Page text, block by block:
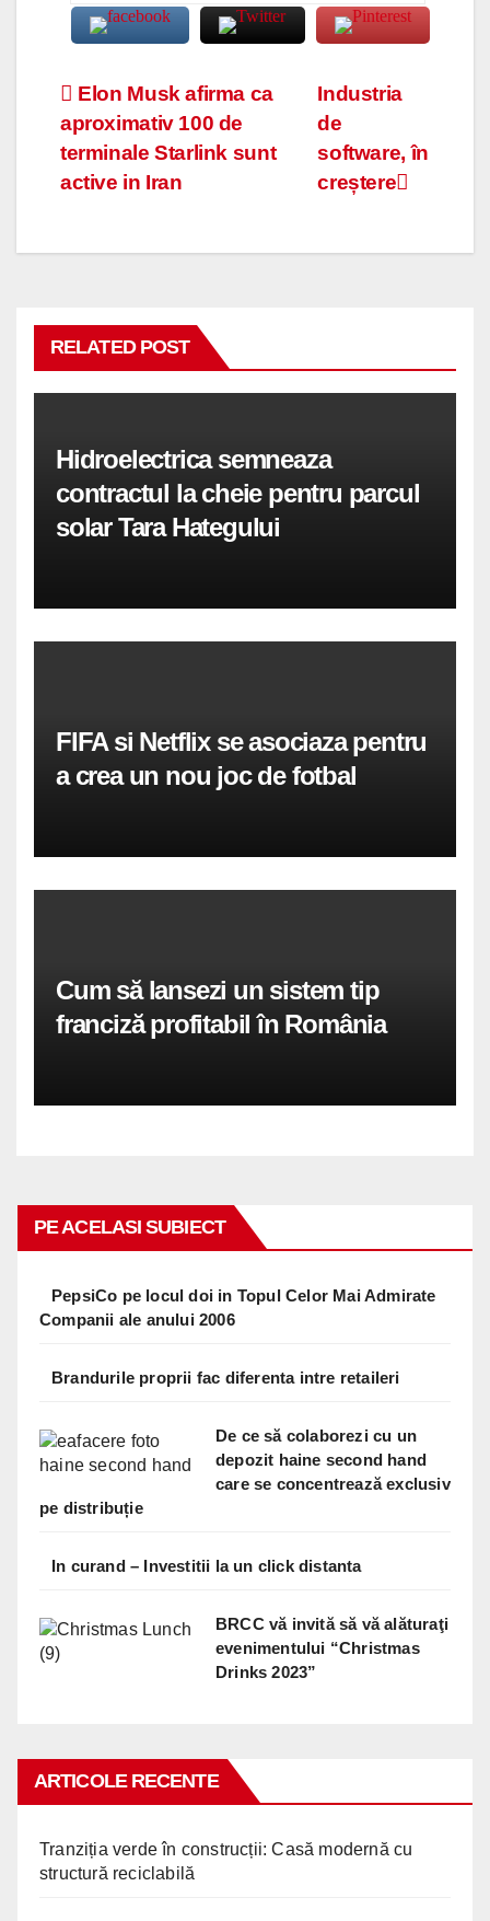
Navigare
în
articole
Industria
de
software, în
creștere
Elon Musk afirma ca
aproximativ 100 de
terminale Starlink sunt
active in Iran
RELATED POST
Hidroelectrica semneaza
contractul la cheie pentru parcul
solar Tara Hategului
FIFA si Netflix se asociaza pentru
a crea un nou joc de fotbal
Cum să lansezi un sistem tip
franciză profitabil în România
PE ACELASI SUBIECT
PepsiCo pe locul doi in Topul Celor Mai Admirate
Companii ale anului 2006
Brandurile proprii fac diferenta intre retaileri
De ce să colaborezi cu un
depozit haine second hand
care se concentrează exclusiv
pe distribuție
In curand – Investitii la un click distanta
BRCC vă invită să vă alăturaţi
evenimentului “Christmas
Drinks 2023”
ARTICOLE RECENTE
Tranziția verde în construcții: Casă modernă cu
structură reciclabilă